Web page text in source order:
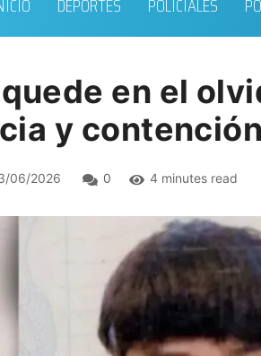
quede en el
y
06/2026 0 4 minutes read